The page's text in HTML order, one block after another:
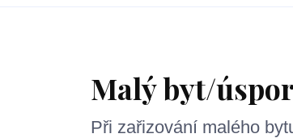
Malý byt/
Při zařizování malého